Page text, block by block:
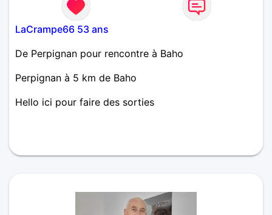
LaCrampe66 53 ans
De Perpignan pour rencontre à Baho
Perpignan à 5 km de Baho
Hello ici pour faire des sorties